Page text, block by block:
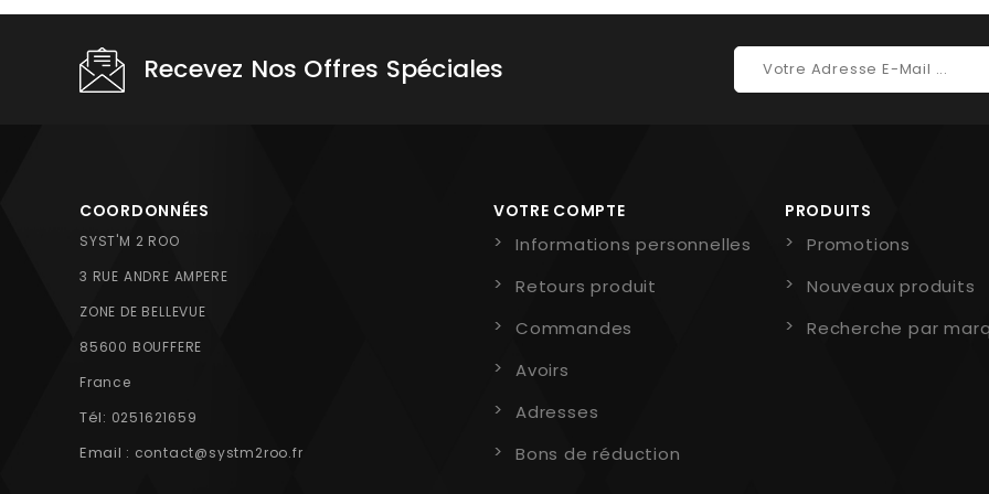
Recevez Nos Offres Spéciales
COORDONNÉES
SYST'M 2 ROO
3 RUE ANDRE AMPERE
ZONE DE BELLEVUE
85600 BOUFFERE
France
Tél: 0251621659
Email : contact@systm2roo.fr
VOTRE COMPTE
Informations personnelles
Retours produit
Commandes
Avoirs
Adresses
Bons de réduction
PRODUITS
Promotions
Nouveaux produits
Recherche par